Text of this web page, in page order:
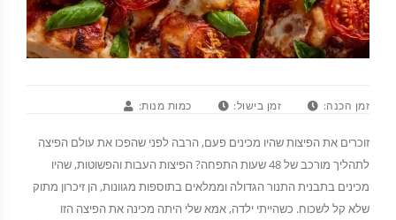
זמן הכנה: זמן בישול: כמות מנות:
זוכרים את הפיצות שהיו מכינים פעם, הרבה לפני שהפכו את עולם הפיצה
לתהליך מורכב של 48 שעות התפחה? הפיצות העבות והפשוטות, שהיו
מכינים בתבנית התנור הגדולה וממלאים בתוספות מגוונות, הן זיכרון מתוק
שלא קל לשכוח. כשהייתי ילדה, אמא שלי היתה מכינה את הפיצה הזו